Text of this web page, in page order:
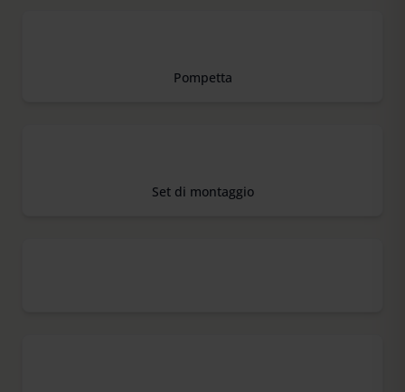
Pompetta
Set di montaggio